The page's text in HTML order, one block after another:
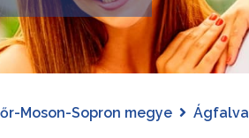
Moson-Sopron megye Ágfalva